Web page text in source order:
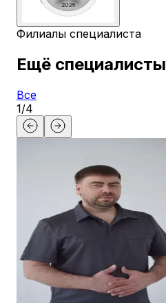
Филиалы специалиста
Ещё специалисты
Все
1/4